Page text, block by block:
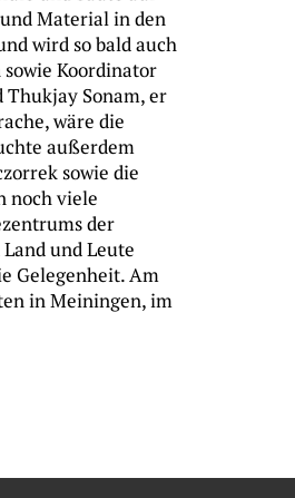
Material in den
wird so bald auch
Koordinator
Sonam, er
wäre die
außerdem
sowie die
noch viele
der
und Leute
Gelegenheit. Am
in Meiningen, im